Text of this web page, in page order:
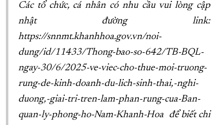
Các tổ chức, cá nhân có nhu cầu vui lòng cập
nhật đường link:
https://snnmt.khanhhoa.gov.vn/noi-
dung/id/11433/Thong-bao-so-642/TB-BQL-
ngay-30/6/2025-ve-viec-cho-thue-moi-truong-
rung-de-kinh-doanh-du-lich-sinh-thai,-nghi-
duong,-giai-tri-tren-lam-phan-rung-cua-Ban-
quan-ly-phong-ho-Nam-Khanh-Hoa để biết chi